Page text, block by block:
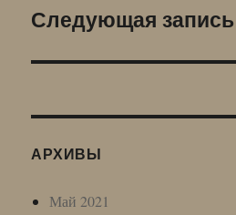
Следующая
Следующая запись
АРХИВЫ
Май 2021